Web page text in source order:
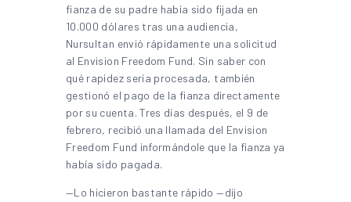
fianza de su padre había sido fijada en
10.000 dólares tras una audiencia,
Nursultan envió rápidamente una solicitud
al Envision Freedom Fund. Sin saber con
qué rapidez sería procesada, también
gestionó el pago de la fianza directamente
por su cuenta. Tres días después, el 9 de
febrero, recibió una llamada del Envision
Freedom Fund informándole que la fianza ya
había sido pagada.
—Lo hicieron bastante rápido —dijo